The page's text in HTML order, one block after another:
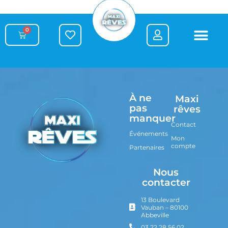
0
À ne
pas
manquer
Événements
Partenaires
Maxi
rêves
Contact
Mon
compte
Nous
contacter
13 Boulevard
Vauban – 80100
Abbeville